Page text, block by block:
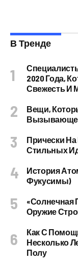
В Тренде
2020 Года,
Свежесть И
Вещи,
Вызывающе
Прически
Стильных
История
Фукусимы)
«Солнечная
Оружие
Как С
Несколько
Полу